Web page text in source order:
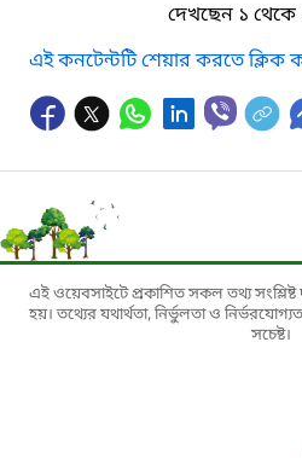
দেখছেন ১ থেকে
এই কনটেন্টটি শেয়ার করতে ক্লিক
এই ওয়েবসাইটে প্রকাশিত সকল তথ্য
হয়। তথ্যের যথার্থতা, নির্ভুলতা ও
সচেষ্ট।